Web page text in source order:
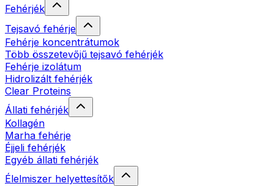
Fehérjék
Tejsavó fehérje
Fehérje koncentrátumok
Több összetevőjű tejsavó fehérjék
Fehérje izolátum
Hidrolizált fehérjék
Clear Proteins
Állati fehérjék
Kollagén
Marha fehérje
Éjjeli fehérjék
Egyéb állati fehérjék
Élelmiszer helyettesítők